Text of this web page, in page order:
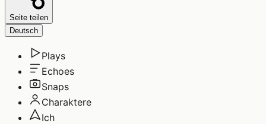
Seite teilen
Deutsch
Plays
Echoes
Snaps
Charaktere
Ich